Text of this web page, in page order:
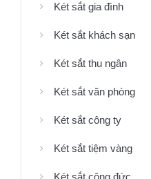
Két sắt gia đình
Két sắt khách sạn
Két sắt thu ngân
Két sắt văn phòng
Két sắt công ty
Két sắt tiệm vàng
Két sắt công đức